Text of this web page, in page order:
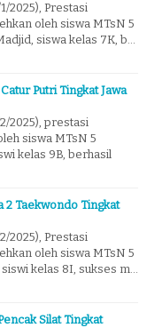
2025), Prestasi
oleh siswa MTsN 5
siswa kelas 7K, b…
Putri Tingkat Jawa
2025), prestasi
siswa MTsN 5
kelas 9B, berhasil
2 Taekwondo Tingkat
2025), Prestasi
oleh siswa MTsN 5
kelas 8I, sukses m…
Silat Tingkat